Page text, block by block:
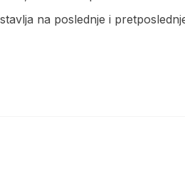
na poslednje i